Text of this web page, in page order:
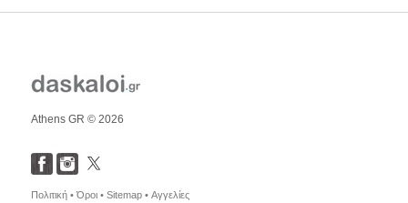
Athens GR © 2026
Πολιτική •Όροι • Sitemap • Αγγελίες